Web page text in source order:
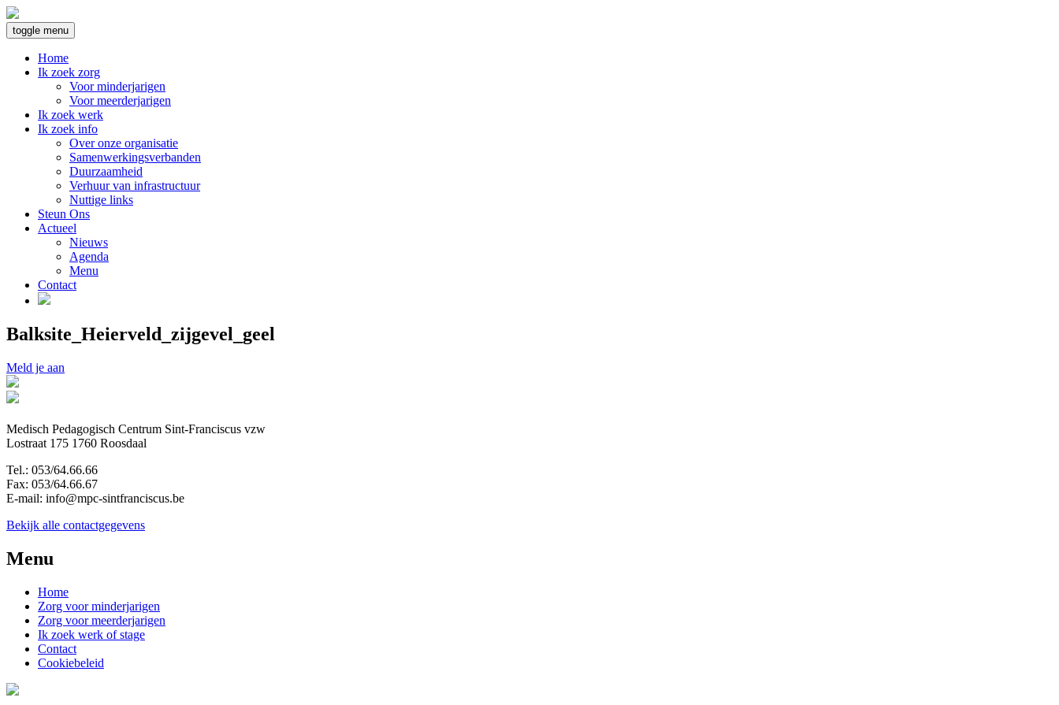
toggle menu
Home
Ik zoek zorg
Voor minderjarigen
Voor meerderjarigen
Ik zoek werk
Ik zoek info
Over onze organisatie
Samenwerkingsverbanden
Duurzaamheid
Verhuur van infrastructuur
Nuttige links
Steun Ons
Actueel
Nieuws
Agenda
Menu
Contact
Balksite_Heierveld_zijgevel_geel
Meld je aan
Medisch Pedagogisch Centrum Sint-Franciscus vzw
Lostraat 175 1760 Roosdaal
Tel.: 053/64.66.66
Fax: 053/64.66.67
E-mail: info@mpc-sintfranciscus.be
Bekijk alle contactgegevens
Menu
Home
Zorg voor minderjarigen
Zorg voor meerderjarigen
Ik zoek werk of stage
Contact
Cookiebeleid